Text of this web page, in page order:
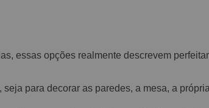
essas opções realmente descrevem
seja para decorar as paredes, a mesa, a